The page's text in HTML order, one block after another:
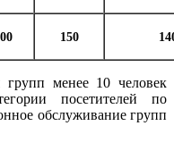
150
групп менее 10 человек
посетителей по
обслуживание групп